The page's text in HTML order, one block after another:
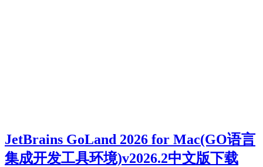
JetBrains GoLand 2026 for Mac(GO语言
集成开发工具环境)v2026.2中文版下载